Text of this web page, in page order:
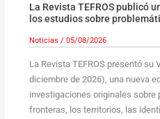
La Revista TEFROS publicó
los estudios sobre
Noticias / 05/08/2026
La Revista TEFROS presentó su
diciembre de 2026), una nueva
investigaciones originales
fronteras, los territorios, las